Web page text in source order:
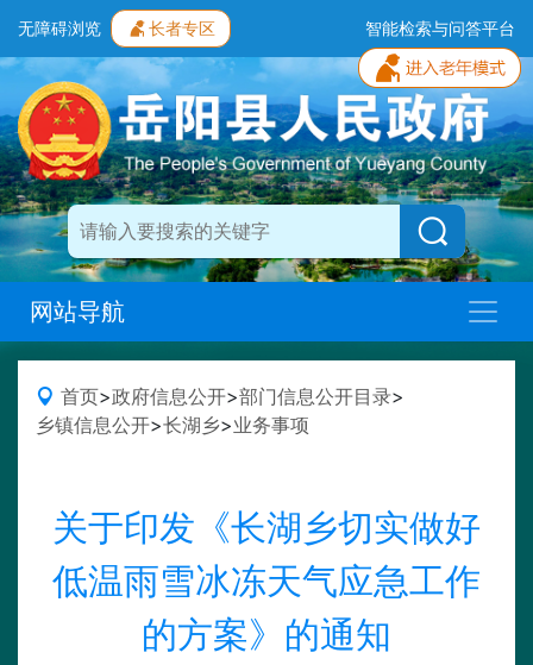
无障碍浏览 长者专区 智能检索与问答平台
网站导航
首页>政府信息公开>部门信息公开目录>
乡镇信息公开>长湖乡>业务事项
关于印发《长湖乡切实做好
低温雨雪冰冻天气应急工作
的方案》的通知